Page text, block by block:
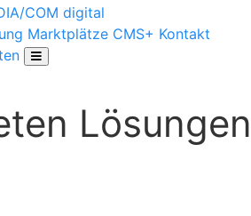
Marktplätze CMS+ Kontakt
Lösungen